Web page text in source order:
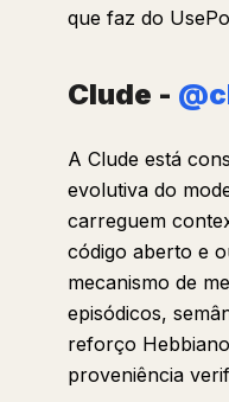
que faz do
Clude -
A Clude está
evolutiva do
carreguem
código aberto e
mecanismo de
episódicos,
reforço
proveniência